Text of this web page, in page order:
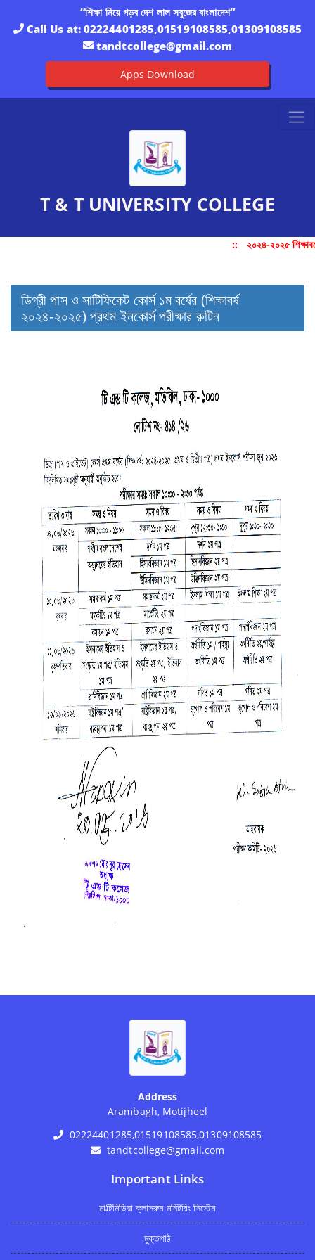
“শিক্ষা নিয়ে গড়ব দেশ লাল সবুজের বাংলাদেশ”
Call Us at: 02224401285,01519108585,01309108585
tandtcollege@gmail.com
Apps Download
T & T UNIVERSITY COLLEGE
:: ২০২৪-২০২৫
ডিগ্রী পাস ও সাটিফিকেট কোর্স ১ম বর্ষের (শিক্ষাবর্ষ
২০২৪-২০২৫) প্রথম ইনকোর্স পরীক্ষার রুটিন
Address
Arambagh, Motijheel
02224401285,01519108585,01309108585
tandtcollege@gmail.com
Important Links
মাল্টিমিডিয়া ক্লাসরুম মনিটরিং সিস্টেম
মুক্তপাঠ